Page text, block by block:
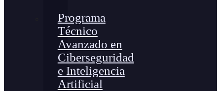
Programa
Técnico
Avanzado en
Ciberseguridad
e Inteligencia
Artificial